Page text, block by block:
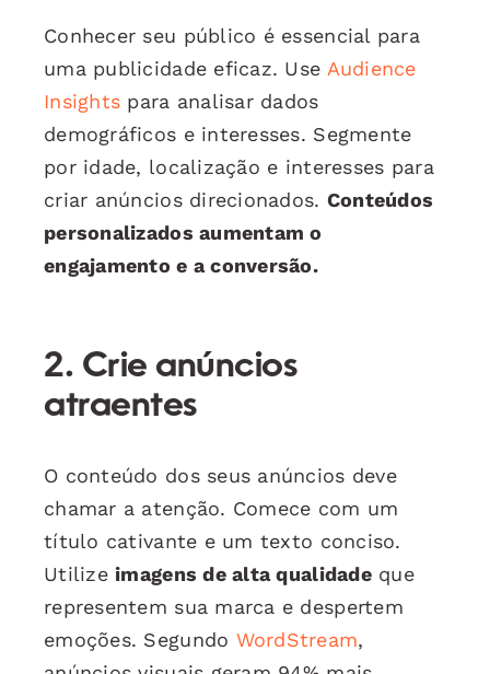
Conhecer seu público é essencial para
uma publicidade eficaz. Use Audience
Insights para analisar dados
demográficos e interesses. Segmente
por idade, localização e interesses para
criar anúncios direcionados. Conteúdos
personalizados aumentam o
engajamento e a conversão.
2. Crie anúncios
atraentes
O conteúdo dos seus anúncios deve
chamar a atenção. Comece com um
título cativante e um texto conciso.
Utilizeimagens de alta qualidadeque
representem sua marca e despertem
emoções. Segundo WordStream,